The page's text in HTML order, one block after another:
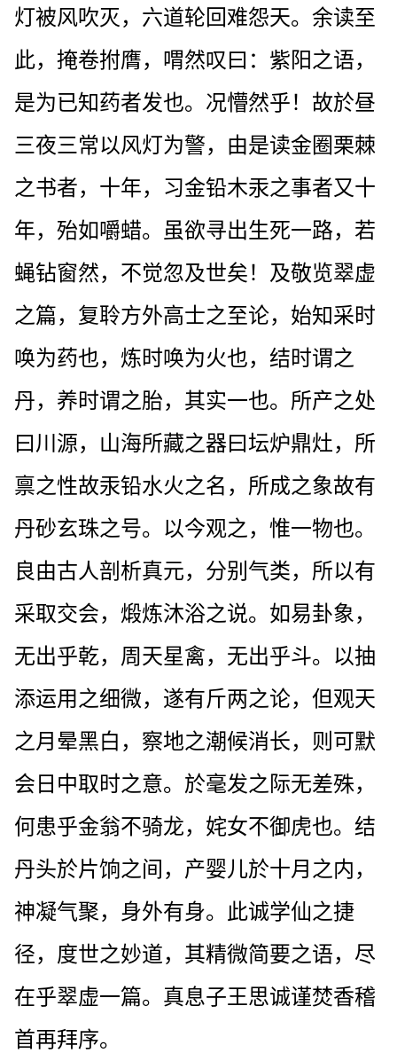
灯被风吹灭，六道轮回难怨天。余读至
此，掩卷拊膺，喟然叹曰：紫阳之语，
是为已知药者发也。况懵然乎！故於昼
三夜三常以风灯为警，由是读金圈栗棘
之书者，十年，习金铅木汞之事者又十
年，殆如嚼蜡。虽欲寻出生死一路，若
蝇钻窗然，不觉忽及世矣！及敬览翠虚
之篇，复聆方外高士之至论，始知采时
唤为药也，炼时唤为火也，结时谓之
丹，养时谓之胎，其实一也。所产之处
曰川源，山海所藏之器曰坛炉鼎灶，所
禀之性故汞铅水火之名，所成之象故有
丹砂玄珠之号。以今观之，惟一物也。
良由古人剖析真元，分别气类，所以有
采取交会，煅炼沐浴之说。如易卦象，
无出乎乾，周天星禽，无出乎斗。以抽
添运用之细微，遂有斤两之论，但观天
之月晕黑白，察地之潮候消长，则可默
会日中取时之意。於毫发之际无差殊，
何患乎金翁不骑龙，姹女不御虎也。结
丹头於片饷之间，产婴儿於十月之内，
神凝气聚，身外有身。此诚学仙之捷
径，度世之妙道，其精微简要之语，尽
在乎翠虚一篇。真息子王思诚谨焚香稽
首再拜序。